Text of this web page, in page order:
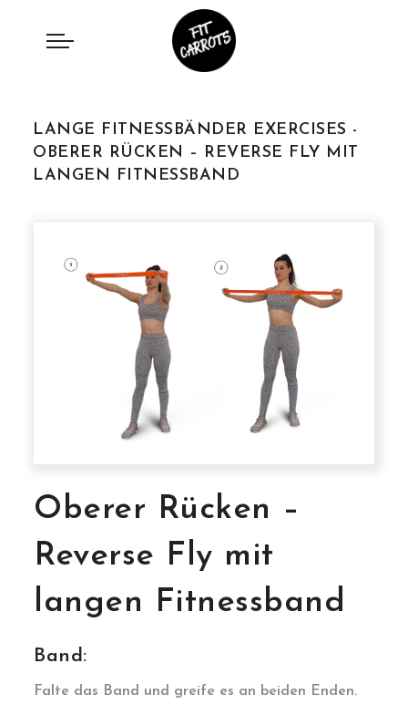
LANGE FITNESSBÄNDER EXERCISES -
OBERER RÜCKEN – REVERSE FLY MIT
LANGEN FITNESSBAND
Oberer Rücken –
Reverse Fly mit
langen Fitnessband
Band:
Falte das Band und greife es an beiden Enden.